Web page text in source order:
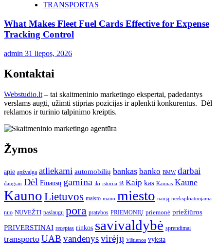
TRANSPORTAS
What Makes Fleet Fuel Cards Effective for Expense
Tracking Control
admin 31 liepos, 2026
Kontaktai
Webstudio.lt – tai skaitmeninio marketingo ekspertai, padedantys
verslams augti, užimti stiprias pozicijas ir aplenkti konkurentus. Dėl
reklamos ir turinio talpinimo kreiptis.
Žymos
apie apžvalga atliekami automobilių bankas banko BMW darbai
daugiau Dėl Finansų gamina iki istorija iš Kaip kas Kaunas Kaune
KaunoLietuvos maisto mano miesto naują neeksploatuojama
nuo NUVEŽTI paslaugų pora pratybos PRIEMONIŲ priemonė priežiūros
PRIVERSTINAI receptas rinkos savivaldybė sprendimai
transporto UAB vandenysvirėjų Vištienos vyksta